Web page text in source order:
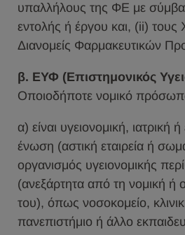
υπαλλήλους της ΦΕ με
εντολής ή έργου και, (ii)
Διανομείς Φαρμακευτικών
β. ΕΥΦ (Eπιστημονικός
Οποιοδήποτε νομικό
α) είναι υγειονομική, ιατρική
ένωση (αστική εταιρεία ή
οργανισμός υγειονομικής
(ανεξάρτητα από τη νομική ή
του), όπως νοσοκομείο,
πανεπιστήμιο ή άλλο